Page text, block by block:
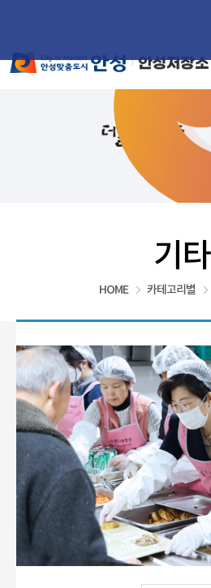
기타
HOME 카테고리별